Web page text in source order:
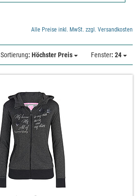
Alle Preise inkl. MwSt. zzgl. Versandkosten
Sortierung: Höchster Preis Fenster: 24